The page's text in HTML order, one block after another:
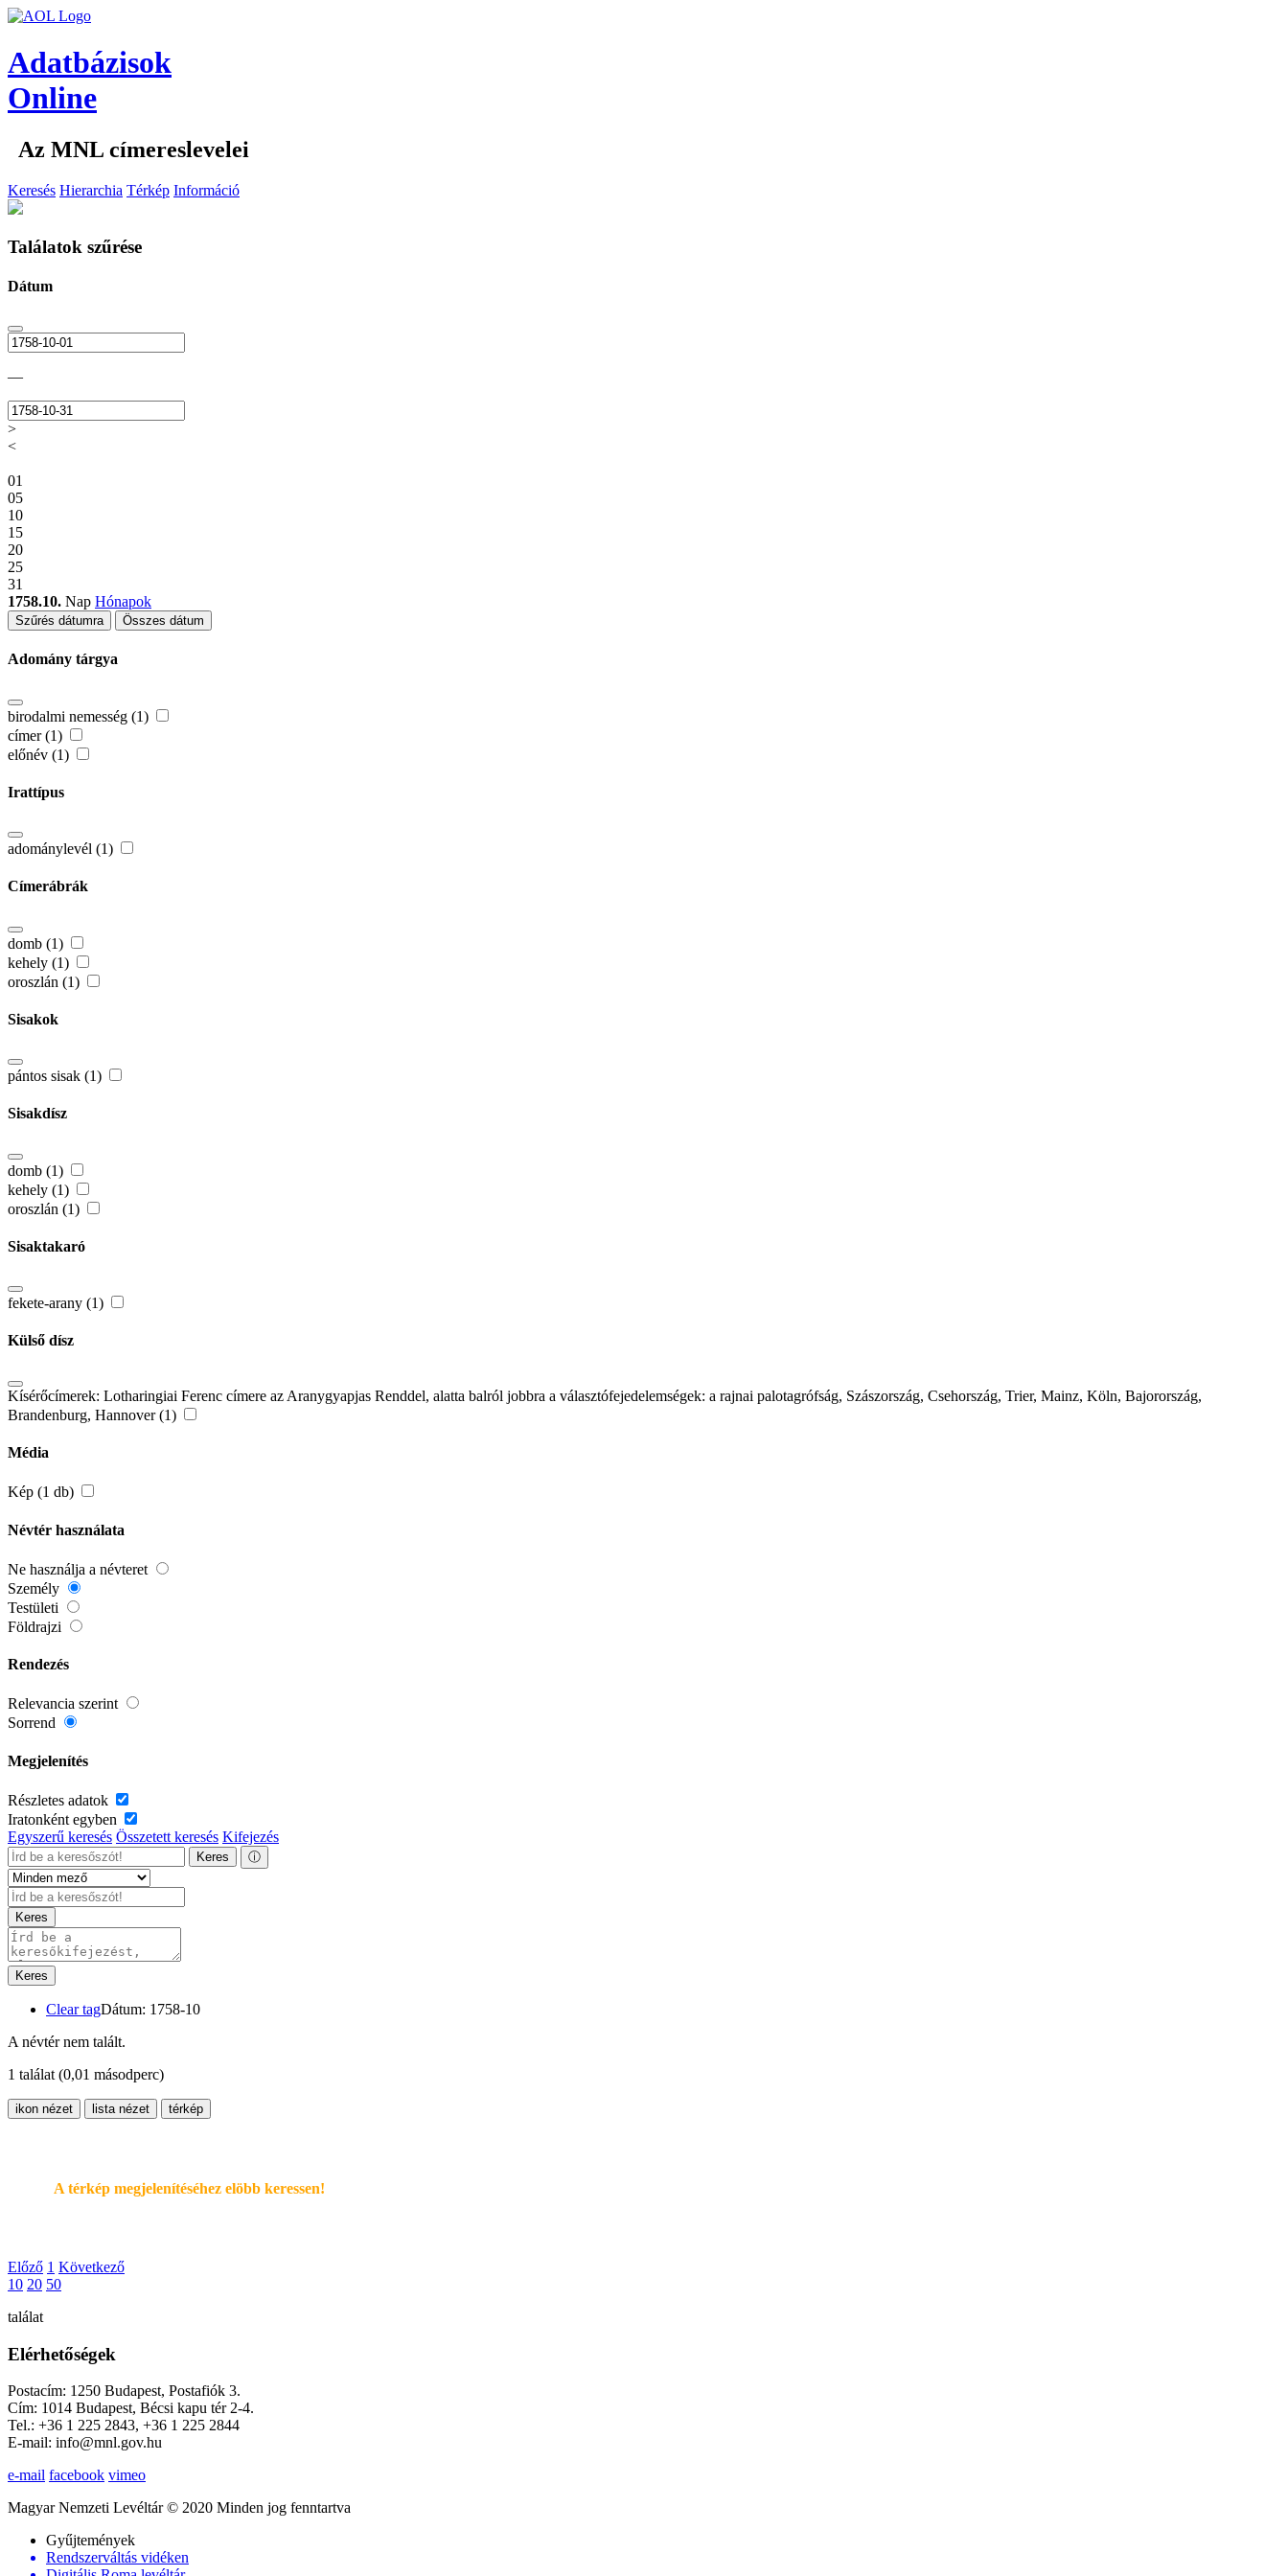
Adatbázisok
Online
Az MNL címereslevelei
Keresés Hierarchia Térkép Információ
Találatok szűrése
Dátum
—
>
<
01
05
10
15
20
25
31
1758.10. Nap Hónapok
Szűrés dátumra Összes dátum
Adomány tárgya
birodalmi nemesség (1)
címer (1)
előnév (1)
Irattípus
adománylevél (1)
Címerábrák
domb (1)
kehely (1)
oroszlán (1)
Sisakok
pántos sisak (1)
Sisakdísz
domb (1)
kehely (1)
oroszlán (1)
Sisaktakaró
fekete-arany (1)
Külső dísz
Kísérőcímerek: Lotharingiai Ferenc címere az Aranygyapjas Renddel, alatta balról jobbra a választófejedelemségek: a rajnai palotagrófság, Szászország, Csehország, Trier, Mainz, Köln, Bajorország,
Brandenburg, Hannover (1)
Média
Kép (1 db)
Névtér használata
Ne használja a névteret
Személy
Testületi
Földrajzi
Rendezés
Relevancia szerint
Sorrend
Megjelenítés
Részletes adatok
Iratonként egyben
Egyszerű keresés Összetett keresés Kifejezés
Keres ⓘ
Keres
Keres
Clear tagDátum: 1758-10
A névtér nem talált.
1 találat (0,01 másodperc)
ikon nézet lista nézet térkép
A térkép megjelenítéséhez elöbb keressen!
Előző 1 Következő
10 20 50
találat
Elérhetőségek
Postacím: 1250 Budapest, Postafiók 3.
Cím: 1014 Budapest, Bécsi kapu tér 2-4.
Tel.: +36 1 225 2843, +36 1 225 2844
E-mail: info@mnl.gov.hu
e-mail facebook vimeo
Magyar Nemzeti Levéltár © 2020 Minden jog fenntartva
Gyűjtemények
Rendszerváltás vidéken